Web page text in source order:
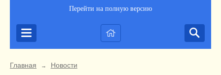
Перейти на полную версию
Главная → Новости